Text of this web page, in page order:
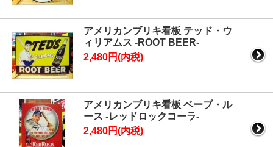
アメリカンブリキ看板 テッド・ウ
ィリアムス -ROOT BEER-
2,480円(内税)
アメリカンブリキ看板 ベーブ・ル
ース -レッドロックコーラ-
2,480円(内税)